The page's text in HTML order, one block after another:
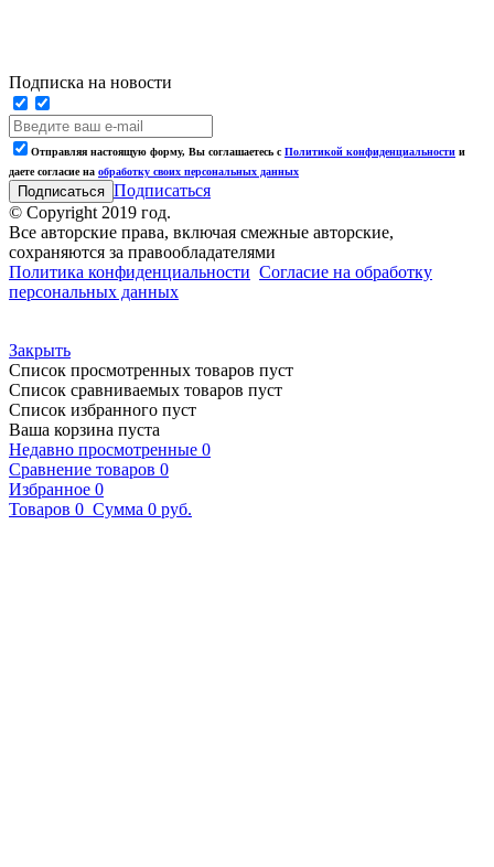
Подписка на новости
Отправляя настоящую форму, Вы соглашаетесь с Политикой конфиденциальности и
даете согласие на обработку своих персональных данных
Подписаться
© Copyright 2019 год.
Все авторские права, включая смежные авторские,
сохраняются за правообладателями
Политика конфиденциальности Согласие на обработку
персональных данных
Закрыть
Список просмотренных товаров пуст
Список сравниваемых товаров пуст
Список избранного пуст
Ваша корзина пуста
Недавно просмотренные 0
Сравнение товаров 0
Избранное 0
Товаров 0 Сумма 0 руб.